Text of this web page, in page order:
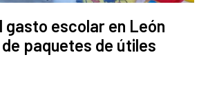
gasto escolar en León
paquetes de útiles